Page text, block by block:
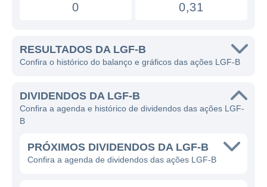
0 0,31
RESULTADOS DA LGF-B
Confira o histórico do balanço e gráficos das ações LGF-B
DIVIDENDOS DA LGF-B
Confira a agenda e histórico de dividendos das ações LGF-
B
PRÓXIMOS DIVIDENDOS DA LGF-B
Confira a agenda de dividendos das ações LGF-B